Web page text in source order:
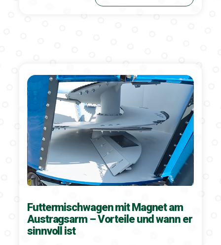
Futtermischwagen mit Magnet am
Austragsarm – Vorteile und wann er
sinnvoll ist